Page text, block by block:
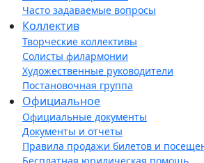
Часто задаваемые вопросы
Коллектив
Творческие коллективы
Солисты филармонии
Художественные руководители
Постановочная группа
Официальное
Официальные документы
Документы и отчеты
Правила продажи билетов и